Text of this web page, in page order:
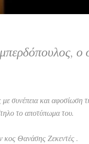
ο
συνέπεια και αφοσίωση
το αποτύπωμα του.
κος Θανάσης Ζεκεντές .